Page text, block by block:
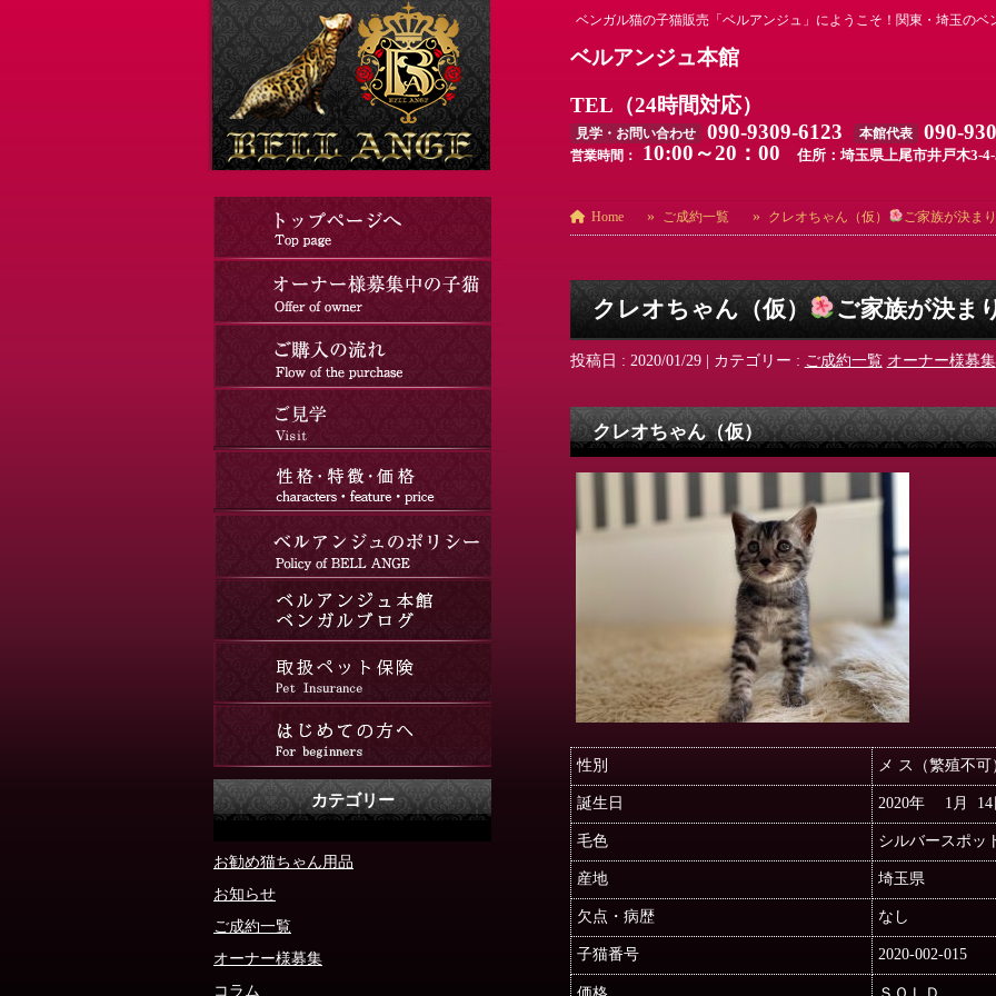
ベンガル猫の子猫販売「ベルアンジュ」にようこそ！関東・埼玉のベ
ベルアンジュ本館
TEL（24時間対応）
見学・お問い合わせ 090-9309-6123 本館代表 090-
営業時間： 10:00～20：00 住所：埼玉県上尾市井戸木3-
Home ご成約一覧 クレオちゃん（仮） ご家族が決ま
クレオちゃん（仮） ご家族が決ま
投稿日 : 2020/01/29| カテゴリー : ご成約一覧 オーナー様募集
クレオちゃん（仮）
性別 メ ス（繁殖不可
誕生日 2020年 1月 14
毛色 シルバースポッ
産地 埼玉県
欠点・病歴 なし
子猫番号 2020-002-015
カテゴリー
お勧め猫ちゃん用品
お知らせ
ご成約一覧
オーナー様募集
コラム